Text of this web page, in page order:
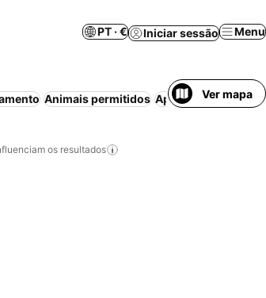
PT · € Iniciar sessão Menu
Animais permitidos Aparthotel Casa/
Ver mapa
os resultados
aos favoritos